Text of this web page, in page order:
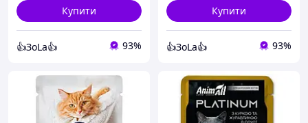
Купити
👍ЗоLa👍 93%
Купити
👍ЗоLa👍 93%